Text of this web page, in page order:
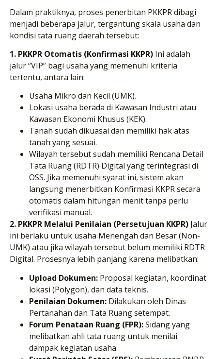
Dalam praktiknya, proses penerbitan PKKPR dibagi
menjadi beberapa jalur, tergantung skala usaha dan
kondisi tata ruang daerah tersebut:
1. PKKPR Otomatis (Konfirmasi KKPR) Ini adalah
jalur “VIP” bagi usaha yang memenuhi kriteria
tertentu, antara lain:
Usaha Mikro dan Kecil (UMK).
Lokasi usaha berada di Kawasan Industri atau
Kawasan Ekonomi Khusus (KEK).
Tanah sudah dikuasai dan memiliki hak atas
tanah yang sesuai.
Wilayah tersebut sudah memiliki Rencana Detail
Tata Ruang (RDTR) Digital yang terintegrasi di
OSS. Jika memenuhi syarat ini, sistem akan
langsung menerbitkan Konfirmasi KKPR secara
otomatis dalam hitungan menit tanpa perlu
verifikasi manual.
2. PKKPR Melalui Penilaian (Persetujuan KKPR) Jalur
ini berlaku untuk usaha Menengah dan Besar (Non-
UMK) atau jika wilayah tersebut belum memiliki RDTR
Digital. Prosesnya lebih panjang karena melibatkan:
Upload Dokumen: Proposal kegiatan, koordinat
lokasi (Polygon), dan data teknis.
Penilaian Dokumen: Dilakukan oleh Dinas
Pertanahan dan Tata Ruang setempat.
Forum Penataan Ruang (FPR):Sidang yang
melibatkan ahli tata ruang untuk menilai
dampak kegiatan usaha.